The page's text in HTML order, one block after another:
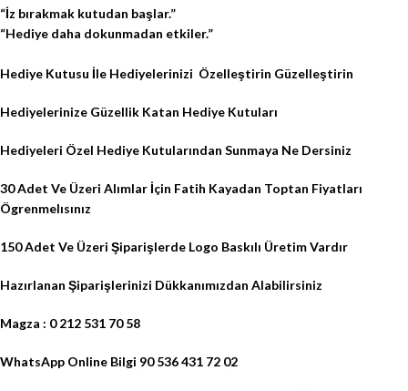
“İz bırakmak kutudan başlar.”
“Hediye daha dokunmadan etkiler.”
Hediye Kutusu İle Hediyelerinizi Özelleştirin Güzelleştirin
Hediyelerinize Güzellik Katan Hediye Kutuları
Hediyeleri Özel Hediye Kutularından Sunmaya Ne Dersiniz
30 Adet Ve Üzeri Alımlar İçin Fatih Kayadan Toptan Fiyatları
Ögrenmelısınız
150 Adet Ve Üzeri Şiparişlerde Logo Baskılı Üretim Vardır
Hazırlanan Şiparişlerinizi Dükkanımızdan Alabilirsiniz
Magza : 0 212 531 70 58
WhatsApp Online Bilgi 90 536 431 72 02